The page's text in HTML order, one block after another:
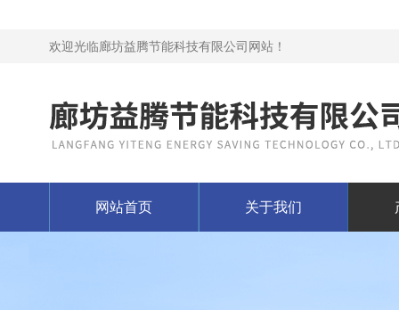
欢迎光临廊坊益腾节能科技有限公司网站！
网站首页 关于我们